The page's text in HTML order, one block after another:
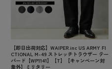
【即日出荷対応】WAIPER.inc US ARMY FI
CTIONAL M-49 ストレッチトラウザー テー
パード【WP1141】【T】【キャンペーン対
象外】ミリタリー